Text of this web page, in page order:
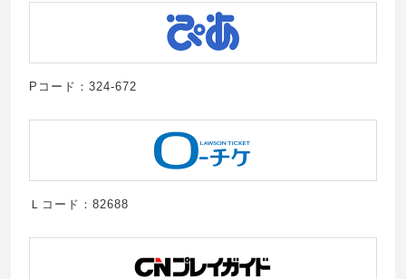
Pコード：324-672
Ｌコード：82688